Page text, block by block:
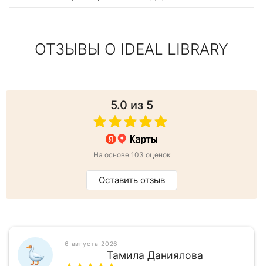
ОТЗЫВЫ О IDEAL LIBRARY
5.0 из 5
На основе 103 оценок
Оставить отзыв
6 августа 2026
Тамила Даниялова